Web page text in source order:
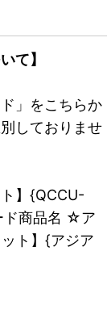
て】
」をこちらか
しておりませ
】{QCCU-
ド商品名 ☆ア
ト】{アジア